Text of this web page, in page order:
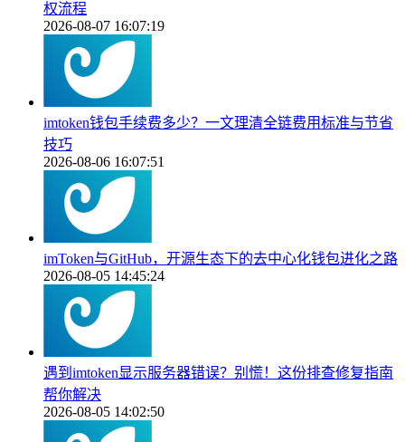
权流程
2026-08-07 16:07:19
imtoken钱包手续费多少？一文理清全链费用标准与节省
技巧
2026-08-06 16:07:51
imToken与GitHub，开源生态下的去中心化钱包进化之路
2026-08-05 14:45:24
遇到imtoken显示服务器错误？别慌！这份排查修复指南
帮你解决
2026-08-05 14:02:50